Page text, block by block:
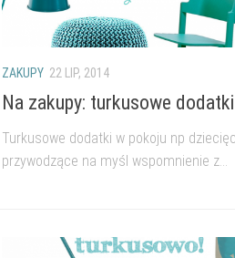
ZAKUPY 22 LIP, 2014
Na zakupy: turkusowe dodatki
Turkusowe dodatki w pokoju np
przywodzące na myśl wspomnienie z...